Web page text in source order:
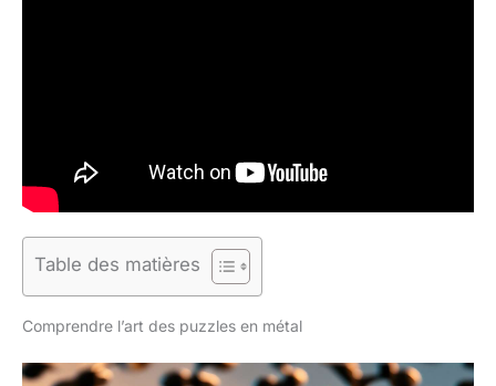
Table des matières
Comprendre l’art des puzzles en métal